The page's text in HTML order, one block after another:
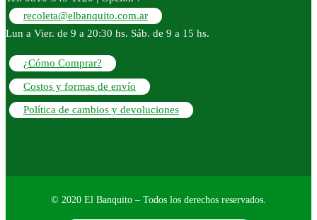
recoleta@elbanquito.com.ar
Lun a Vier. de 9 a 20:30 hs. Sáb. de 9 a 15 hs.
¿Cómo Comprar?
Costos y formas de envío
Política de cambios y devoluciones
© 2020 El Banquito – Todos los derechos reservados.